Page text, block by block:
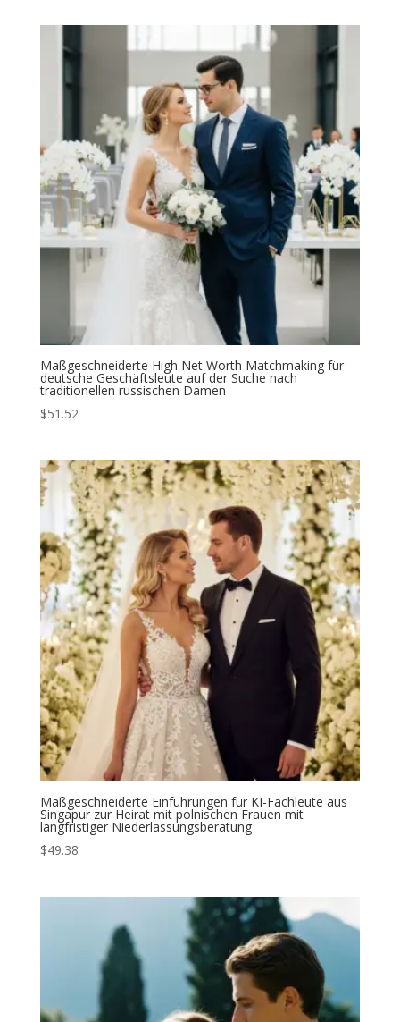
Maßgeschneiderte High Net Worth Matchmaking für
deutsche Geschäftsleute auf der Suche nach
traditionellen russischen Damen
$51.52
Maßgeschneiderte Einführungen für KI-Fachleute aus
Singapur zur Heirat mit polnischen Frauen mit
langfristiger Niederlassungsberatung
$49.38